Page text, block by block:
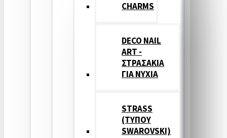
CHARMS
DECO NAIL
ART -
ΣΤΡΑΣΑΚΙΑ
ΓΙΑ ΝΥΧΙΑ
STRASS
(ΤΥΠΟΥ
SWAROVSKI)